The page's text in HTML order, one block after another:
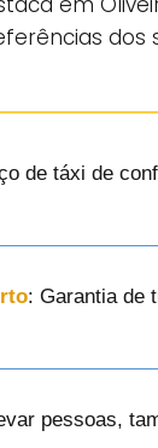
dos
de táxi de
: Garantia de
pessoas,